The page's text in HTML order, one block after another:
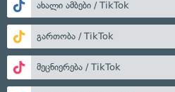
ახალი ამბები / TikTok
გართობა / TikTok
მეცნიერება / TikTok